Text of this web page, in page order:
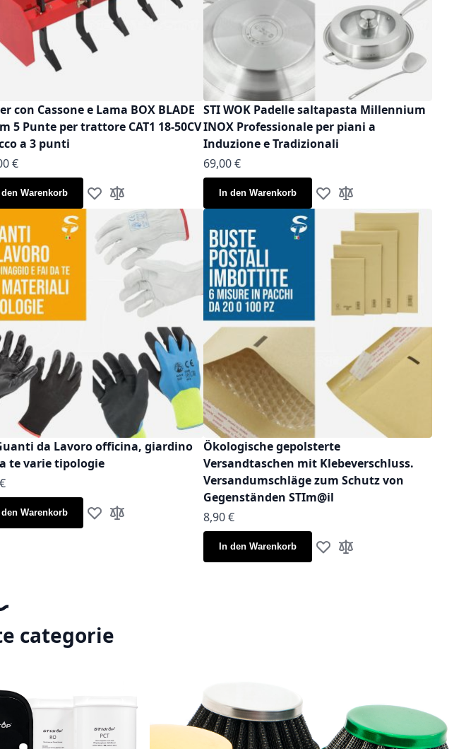
con Cassone e Lama BOX BLADE
5 Punte per trattore CAT1 18-50CV
a 3 punti
€
den Warenkorb Zur Wunschliste hinzufügen
Zur Vergleichsliste hinzufügen
STI WOK Padelle saltapasta Millennium
INOX Professionale per piani a
Induzione e Tradizionali
Ab
69,00 €
In den Warenkorb Zur Wunschliste hinzufügen
Zur Vergleichsliste
da Lavoro officina, giardino
te varie tipologie
den Warenkorb Zur Wunschliste hinzufügen
Zur Vergleichsliste hinzufügen
Ökologische gepolsterte
Versandtaschen mit Klebeverschluss.
Versandumschläge zum Schutz von
Gegenständen STIm@il
Ab
8,90 €
In den Warenkorb Zur Wunschliste hinzufügen
Zur Vergleichsliste
categorie